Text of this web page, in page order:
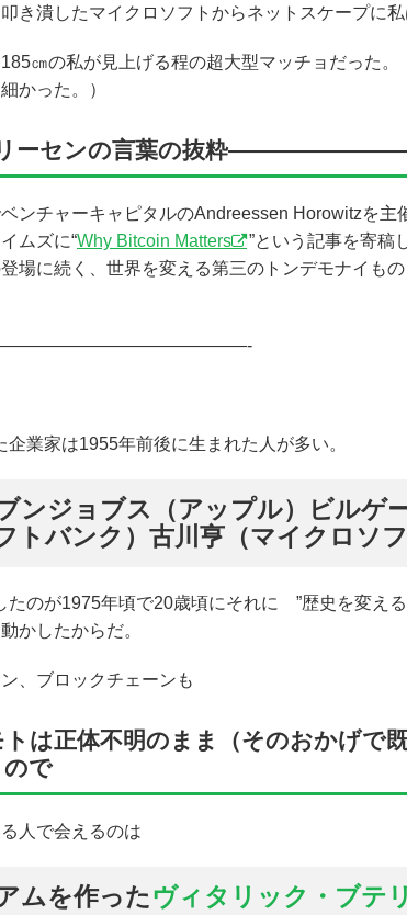
き潰したマイクロソフトからネットスケープに私
㎝の私が見上げる程の超大型マッチョだった
かった。）
ーセンの言葉の抜粋
ンチャーキャピタルのAndreessen Horowitzを主
ムズに“Why Bitcoin Matters
”という記事を寄稿
場に続く、世界を変える第三のトンデモナイも
企業家は1955年前後に生まれた人が多い。
ンジョブス（アップル）ビルゲ
トバンク）古川亨（マイクロソフ
たのが1975年頃で20歳頃にそれに ”歴史を変え
かしたからだ。
、ブロックチェーンも
は正体不明のまま（そのおかげで
で
人で会えるのは
ムを作ったヴィタリック ・ ブテ